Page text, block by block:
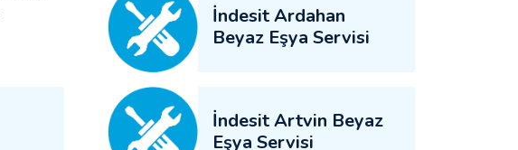
İndesit Ardahan
Beyaz Eşya Servisi
İndesit Artvin Beyaz
Eşya Servisi